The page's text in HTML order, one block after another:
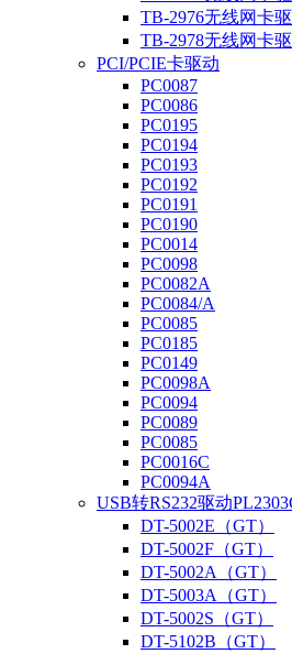
TB-2976无线网卡
TB-2978无线网卡
PCI/PCIE卡驱动
PC0087
PC0086
PC0195
PC0194
PC0193
PC0192
PC0191
PC0190
PC0014
PC0098
PC0082A
PC0084/A
PC0085
PC0185
PC0149
PC0098A
PC0094
PC0089
PC0085
PC0016C
PC0094A
USB转RS232驱动
DT-5002E（GT）
DT-5002F（GT）
DT-5002A（GT）
DT-5003A（GT）
DT-5002S（GT）
DT-5102B（GT）